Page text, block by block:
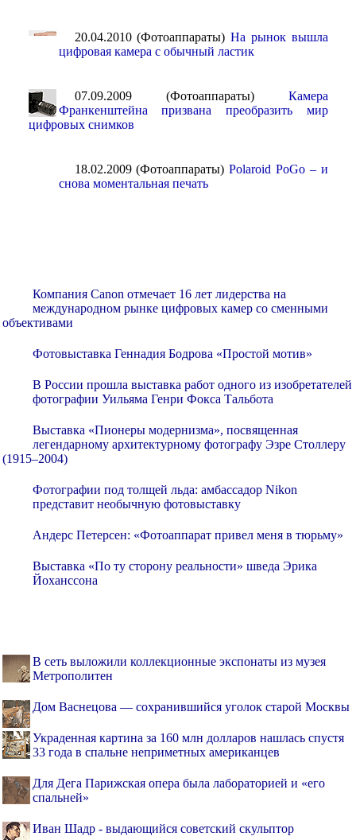
20.04.2010 (Фотоаппараты) На рынок вышла
цифровая камера с обычный ластик
07.09.2009 (Фотоаппараты) Камера
Франкенштейна призвана преобразить мир
цифровых снимков
18.02.2009 (Фотоаппараты)Polaroid PoGo – и
снова моментальная печать
Компания Canon отмечает 16 лет лидерства на
международном рынке цифровых камер со сменными
объективами
Фотовыставка Геннадия Бодрова «Простой мотив»
В России прошла выставка работ одного из изобретателей
фотографии Уильяма Генри Фокса Тальбота
Выставка «Пионеры модернизма», посвященная
легендарному архитектурному фотографу Эзре Столлеру
(1915–2004)
Фотографии под толщей льда: амбассадор Nikon
представит необычную фотовыставку
Андерс Петерсен: «Фотоаппарат привел меня в тюрьму»
Выставка «По ту сторону реальности» шведа Эрика
Йоханссона
В сеть выложили коллекционные экспонаты из музея
Метрополитен
Дом Васнецова — сохранившийся уголок старой Москвы
Украденная картина за 160 млн долларов нашлась спустя
33 года в спальне неприметных американцев
Для Дега Парижская опера была лабораторией и «его
спальней»
Иван Шадр - выдающийся советский скульптор